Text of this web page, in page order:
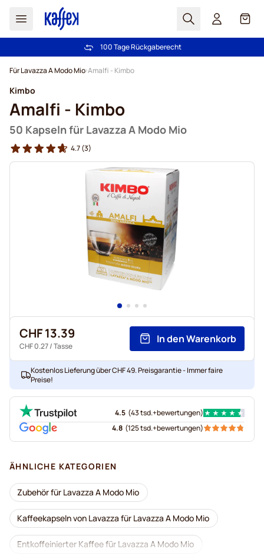
Suchen Cart
Kostenlos Lieferung über CHF 49
100 Tage Rückgaberecht
Für Lavazza A Modo Mio Amalfi - Kimbo
Kimbo
Amalfi - Kimbo
50 Kapseln für Lavazza A Modo Mio
4.7(3)
CHF 13.39
CHF 0.27/ Tasse
In den Warenkorb
Kostenlos Lieferung über CHF 49. Preisgarantie - Immer faire
Preise!
4.5 (43 tsd.+bewertungen)
4.8 (125 tsd.+bewertungen)
ÄHNLICHE KATEGORIEN
Zubehör für Lavazza A Modo Mio
Kaffeekapseln von Lavazza für Lavazza A Modo Mio
Entkoffeinierter Kaffee für Lavazza A Modo Mio